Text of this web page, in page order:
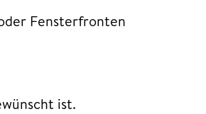
Fensterfronten
ist.